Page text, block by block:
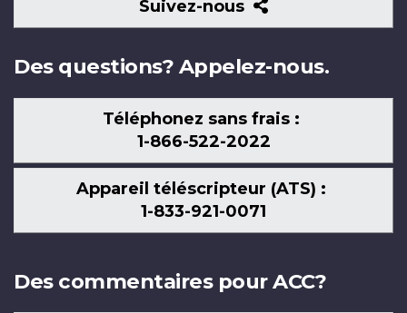
Suivez-nous
Suivez-
nous
Des questions? Appelez-nous.
Téléphonez sans frais :
1-866-522-2022
Appareil téléscripteur (ATS) :
1-833-921-0071
Des commentaires pour ACC?